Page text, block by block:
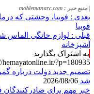
| منبع خبر : moblemanarc.com
بعدی : فوبیا، وحشتی که
فوبیا
قبلی : لوازم خانگی الماس
آشپزخانه
به اشتراک بگذارید
hemayatonline.ir/?p=180935
تصمیم جدید دولت درباره
شد 2026/08/06